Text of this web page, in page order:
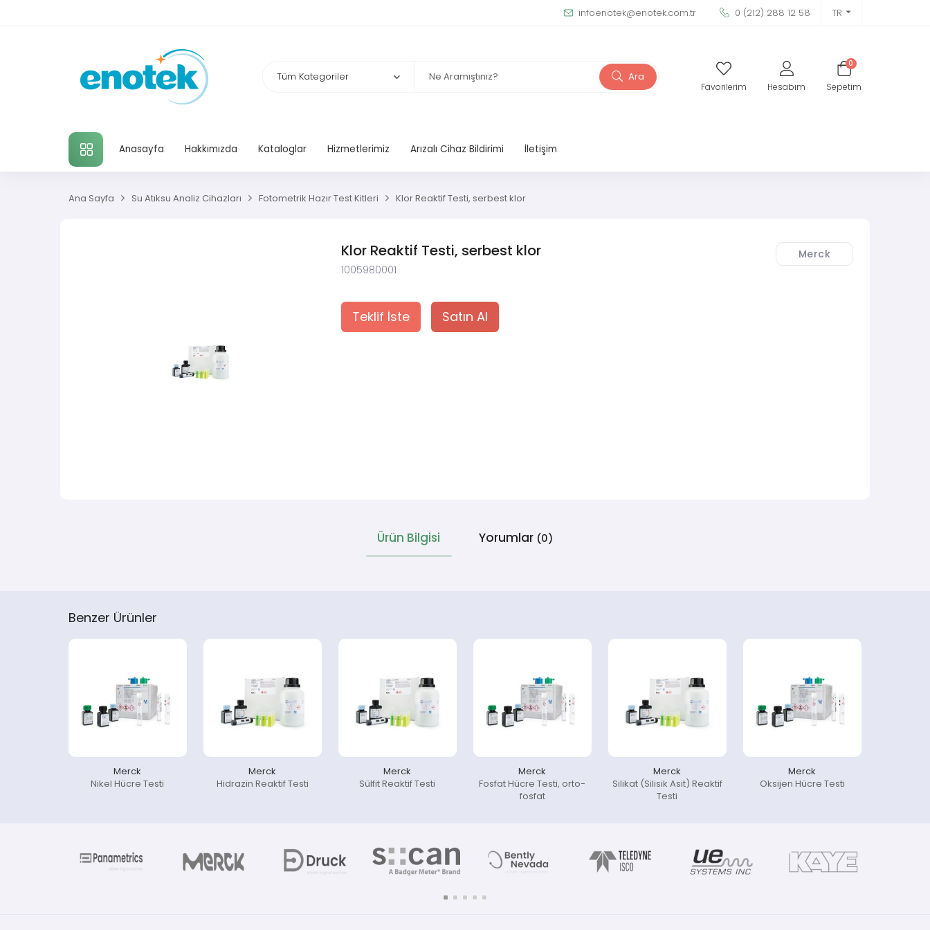
infoenotek@enotek.com.tr 0 (212) 288 12 58 TR
Favorilerim Hesabım
0
Sepetim
Ara
TÜM KATEGORILER
Anasayfa Hakkımızda Kataloglar Hizmetlerimiz Arızalı Cihaz Bildirimi İletişim
Ana Sayfa Su Atıksu Analiz Cihazları Fotometrik Hazır Test Kitleri Klor Reaktif Testi, serbest klor
Merck
Klor Reaktif Testi, serbest klor
1005980001
Teklif İste Satın Al
Ürün Bilgisi Yorumlar (0)
Benzer Ürünler
Merck
Nikel Hücre Testi
Merck
Hidrazin Reaktif Testi
Merck
Sülfit Reaktif Testi
Merck
Fosfat Hücre Testi, orto-
fosfat
Merck
Silikat (Silisik Asit) Reaktif
Testi
Merck
Oksijen Hücre Testi